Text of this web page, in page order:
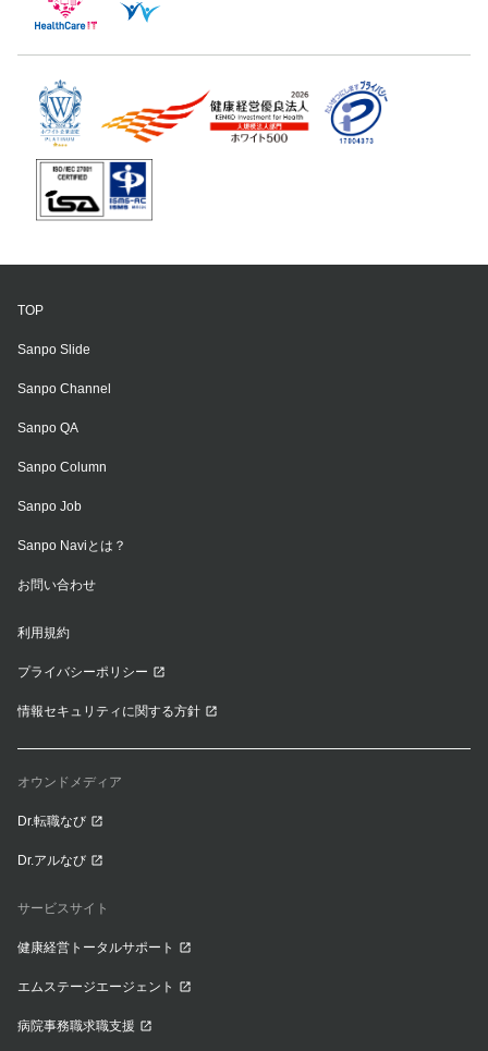
TOP
Sanpo Slide
Sanpo Channel
Sanpo QA
Sanpo Column
Sanpo Job
Sanpo Naviとは？
お問い合わせ
利用規約
プライバシーポリシー
情報セキュリティに関する方針
オウンドメディア
Dr.転職なび
Dr.アルなび
サービスサイト
健康経営トータルサポート
エムステージエージェント
病院事務職求職支援